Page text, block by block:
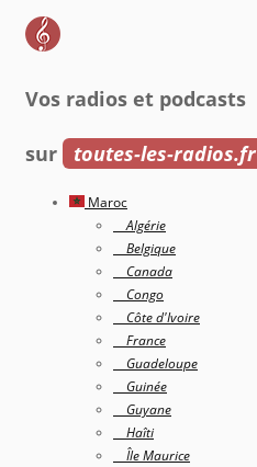
Vos radios et podcasts
sur toutes-les-radios.fr
Maroc
Algérie
Belgique
Canada
Congo
Côte d'Ivoire
France
Guadeloupe
Guinée
Guyane
Haîti
Île Maurice